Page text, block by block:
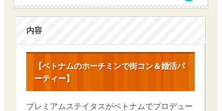
内容
【ベトナムのホーチミンで街コン＆婚活パ
ーティー】
プレミアムステイタスがベトナムでプロデュー